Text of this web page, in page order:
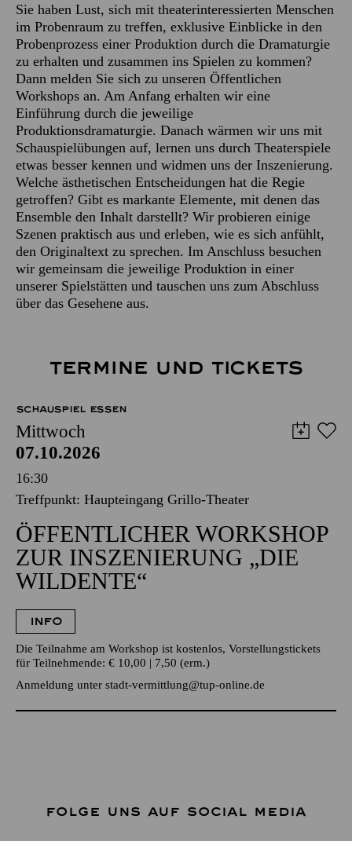
Sie haben Lust, sich mit theaterinteressierten Menschen
im Probenraum zu treffen, exklusive Einblicke in den
Probenprozess einer Produktion durch die Dramaturgie
zu erhalten und zusammen ins Spielen zu kommen?
Dann melden Sie sich zu unseren Öffentlichen
Workshops an. Am Anfang erhalten wir eine
Einführung durch die jeweilige
Produktionsdramaturgie. Danach wärmen wir uns mit
Schauspielübungen auf, lernen uns durch Theaterspiele
etwas besser kennen und widmen uns der Inszenierung.
Welche ästhetischen Entscheidungen hat die Regie
getroffen? Gibt es markante Elemente, mit denen das
Ensemble den Inhalt darstellt? Wir probieren einige
Szenen praktisch aus und erleben, wie es sich anfühlt,
den Originaltext zu sprechen. Im Anschluss besuchen
wir gemeinsam die jeweilige Produktion in einer
unserer Spielstätten und tauschen uns zum Abschluss
über das Gesehene aus.
TERMINE UND TICKETS
SCHAUSPIEL ESSEN
Mittwoch
07.10.2026
16:30
Treffpunkt: Haupteingang Grillo-Theater
ÖFFENTLICHER WORKSHOP
ZUR INSZENIERUNG „DIE
WILDENTE“
INFO
Die Teilnahme am Workshop ist kostenlos, Vorstellungstickets
für Teilnehmende: € 10,00 | 7,50 (erm.)
Anmeldung unter stadt-vermittlung@tup-online.de
FOLGE UNS AUF SOCIAL MEDIA